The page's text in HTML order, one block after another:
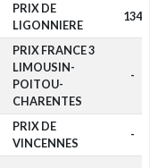
PRIX DE
LIGONNIERE
134
PRIX FRANCE 3
LIMOUSIN-
POITOU-
CHARENTES
-
PRIX DE
VINCENNES
-